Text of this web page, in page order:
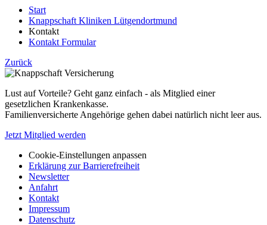
Start
Knappschaft Kliniken Lütgendortmund
Kontakt
Kontakt Formular
Zurück
Lust auf Vorteile? Geht ganz einfach - als Mitglied einer
gesetzlichen Krankenkasse.
Familienversicherte Angehörige gehen dabei natürlich nicht leer aus.
Jetzt Mitglied werden
Cookie-Einstellungen anpassen
Erklärung zur Barrierefreiheit
Newsletter
Anfahrt
Kontakt
Impressum
Datenschutz